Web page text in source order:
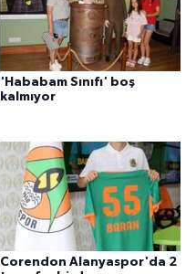
'Hababam Sınıfı' boş
kalmıyor
Corendon Alanyaspor'da 2